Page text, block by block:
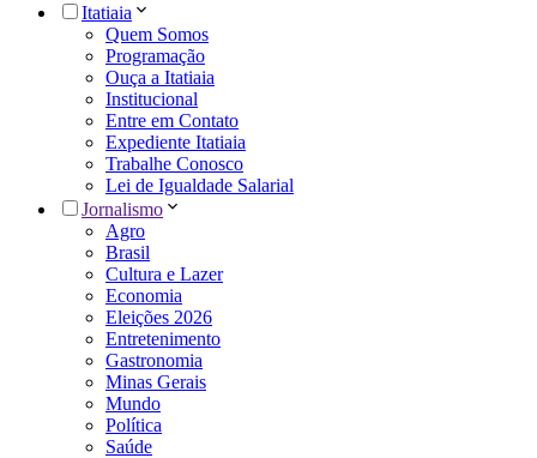
Itatiaia
Quem Somos
Programação
Ouça a Itatiaia
Institucional
Entre em Contato
Expediente Itatiaia
Trabalhe Conosco
Lei de Igualdade Salarial
Jornalismo
Agro
Brasil
Cultura e Lazer
Economia
Eleições 2026
Entretenimento
Gastronomia
Minas Gerais
Mundo
Política
Saúde